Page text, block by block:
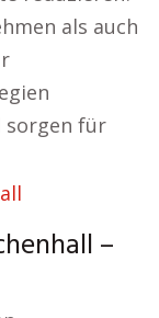
als auch
sorgen für
–